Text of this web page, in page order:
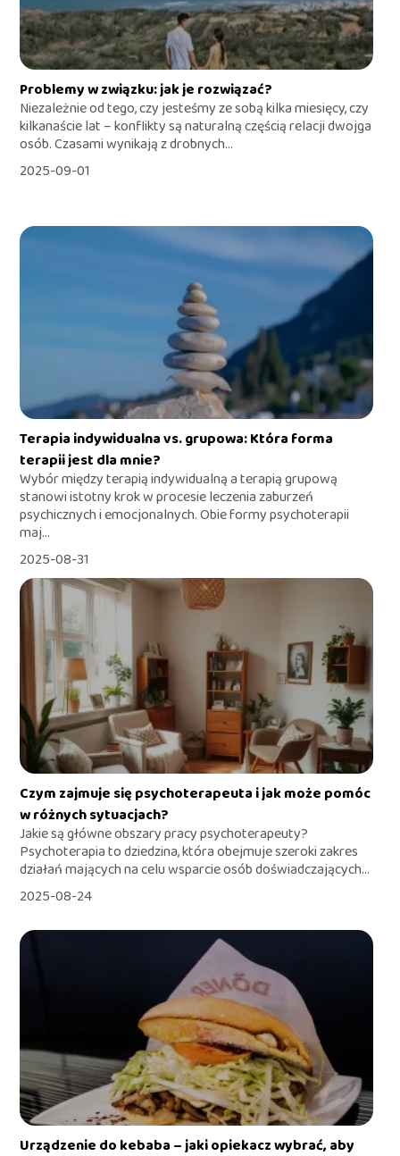
Problemy w związku: jak je rozwiązać?
Niezależnie od tego, czy jesteśmy ze sobą kilka miesięcy, czy
kilkanaście lat – konflikty są naturalną częścią relacji dwojga
osób. Czasami wynikają z drobnych...
2025-09-01
Terapia indywidualna vs. grupowa: Która forma
terapii jest dla mnie?
Wybór między terapią indywidualną a terapią grupową
stanowi istotny krok w procesie leczenia zaburzeń
psychicznych i emocjonalnych. Obie formy psychoterapii
maj...
2025-08-31
Czym zajmuje się psychoterapeuta i jak może pomóc
w różnych sytuacjach?
Jakie są główne obszary pracy psychoterapeuty?
Psychoterapia to dziedzina, która obejmuje szeroki zakres
działań mających na celu wsparcie osób doświadczających...
2025-08-24
Urządzenie do kebaba – jaki opiekacz wybrać, aby